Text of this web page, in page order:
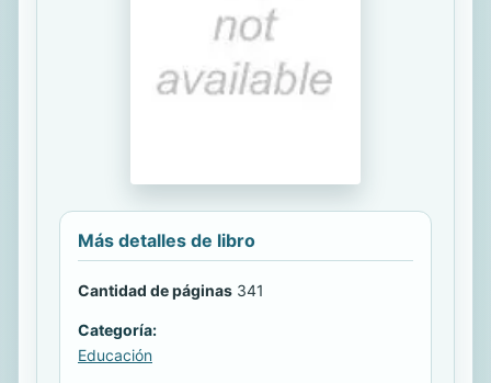
Más detalles de libro
Cantidad de páginas 341
Categoría:
Educación